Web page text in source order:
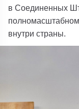
в Соединенных
внутри страны.